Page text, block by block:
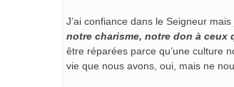
J’ai confiance dans le Seigneur
notre charisme, notre don à ceux
être réparées parce qu’une culture
vie que nous avons, oui, mais ne